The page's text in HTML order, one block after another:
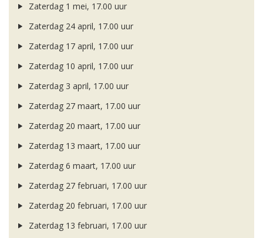
Zaterdag 1 mei, 17.00 uur
Zaterdag 24 april, 17.00 uur
Zaterdag 17 april, 17.00 uur
Zaterdag 10 april, 17.00 uur
Zaterdag 3 april, 17.00 uur
Zaterdag 27 maart, 17.00 uur
Zaterdag 20 maart, 17.00 uur
Zaterdag 13 maart, 17.00 uur
Zaterdag 6 maart, 17.00 uur
Zaterdag 27 februari, 17.00 uur
Zaterdag 20 februari, 17.00 uur
Zaterdag 13 februari, 17.00 uur